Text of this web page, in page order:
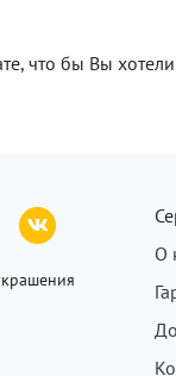
что бы Вы
О